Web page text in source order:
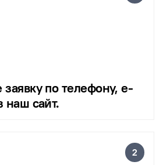
заявку по телефону, e-
наш сайт.